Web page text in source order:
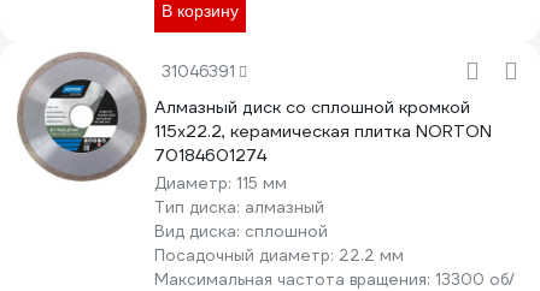
В корзину
31046391
Алмазный диск со сплошной кромкой
115x22.2, керамическая плитка NORTON
70184601274
Диаметр: 115 мм
Тип диска: алмазный
Вид диска: сплошной
Посадочный диаметр: 22.2 мм
Максимальная частота вращения: 13300 об/